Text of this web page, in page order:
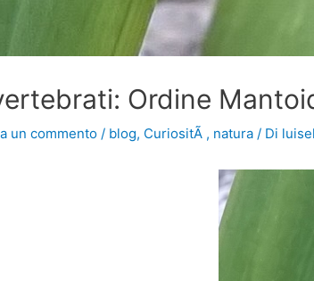
Ordine
un commento / blog, CuriositÃ , natura / Di